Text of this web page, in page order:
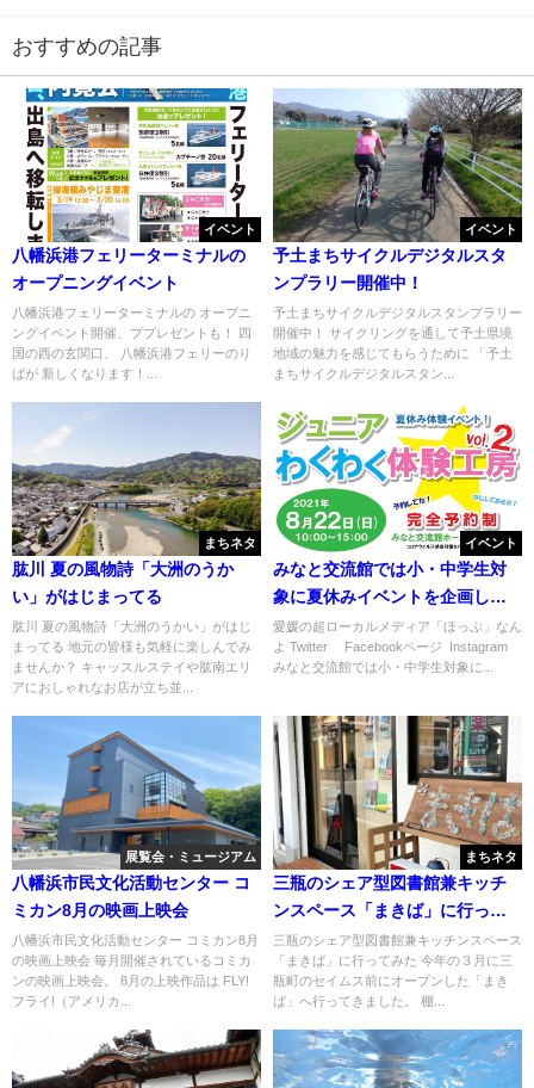
おすすめの記事
イベント
八幡浜港フェリーターミナルの
オープニングイベント
八幡浜港フェリーターミナルの オープニ
ングイベント開催、ププレゼントも！ 四
国の西の玄関口、 八幡浜港フェリーのり
ばが 新しくなります！...
イベント
予土まちサイクルデジタルスタ
ンプラリー開催中！
予土まちサイクルデジタルスタンプラリー
開催中！ サイクリングを通して予土県境
地域の魅力を感じてもらうために 「予土
まちサイクルデジタルスタン...
まちネタ
肱川 夏の風物詩「大洲のうか
い」がはじまってる
肱川 夏の風物詩「大洲のうかい」がはじ
まってる 地元の皆様も気軽に楽しんでみ
ませんか？ キャッスルステイや肱南エリ
アにおしゃれなお店が立ち並...
イベント
みなと交流館では小・中学生対
象に夏休みイベントを企画して
るらしい
愛媛の超ローカルメディア「ほっぷ」なん
よ Twitter Facebookページ Instagram
みなと交流館では小・中学生対象に...
展覧会・ミュージアム
八幡浜市民文化活動センター コ
ミカン8月の映画上映会
八幡浜市民文化活動センター コミカン8月
の映画上映会 毎月開催されているコミカ
ンの映画上映会。 8月の上映作品は FLY!
フライ!（アメリカ...
まちネタ
三瓶のシェア型図書館兼キッチ
ンスペース「まきば」に行って
みた
三瓶のシェア型図書館兼キッチンスペース
「まきば」に行ってみた 今年の３月に三
瓶町のセイムス前にオープンした「まき
ば」へ行ってきました。 棚...